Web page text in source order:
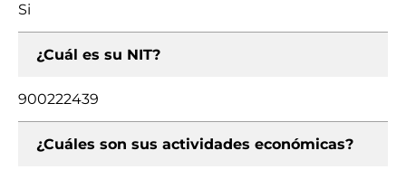
Si
¿Cuál es su NIT?
900222439
¿Cuáles son sus actividades económicas?